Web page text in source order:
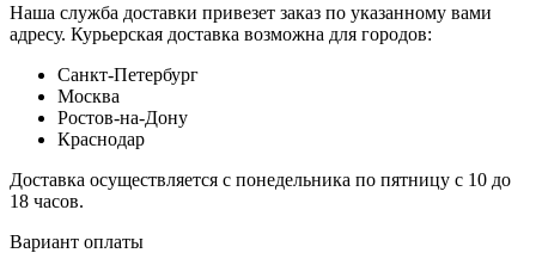
Наша служба доставки привезет заказ по указанному вами
адресу. Курьерская доставка возможна для городов:
Санкт-Петербург
Москва
Ростов-на-Дону
Краснодар
Доставка осуществляется с понедельника по пятницу с 10 до
18 часов.
Вариант оплаты